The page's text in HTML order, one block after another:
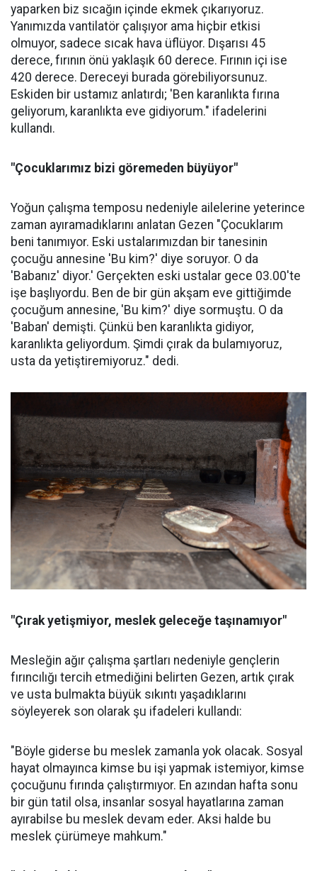
yaparken biz sıcağın içinde ekmek çıkarıyoruz.
Yanımızda vantilatör çalışıyor ama hiçbir etkisi
olmuyor, sadece sıcak hava üflüyor. Dışarısı 45
derece, fırının önü yaklaşık 60 derece. Fırının içi ise
420 derece. Dereceyi burada görebiliyorsunuz.
Eskiden bir ustamız anlatırdı; 'Ben karanlıkta fırına
geliyorum, karanlıkta eve gidiyorum." ifadelerini
kullandı.
"Çocuklarımız bizi göremeden büyüyor"
Yoğun çalışma temposu nedeniyle ailelerine yeterince
zaman ayıramadıklarını anlatan Gezen "Çocuklarım
beni tanımıyor. Eski ustalarımızdan bir tanesinin
çocuğu annesine 'Bu kim?' diye soruyor. O da
'Babanız' diyor.' Gerçekten eski ustalar gece 03.00'te
işe başlıyordu. Ben de bir gün akşam eve gittiğimde
çocuğum annesine, 'Bu kim?' diye sormuştu. O da
'Baban' demişti. Çünkü ben karanlıkta gidiyor,
karanlıkta geliyordum. Şimdi çırak da bulamıyoruz,
usta da yetiştiremiyoruz." dedi.
"Çırak yetişmiyor, meslek geleceğe taşınamıyor"
Mesleğin ağır çalışma şartları nedeniyle gençlerin
fırıncılığı tercih etmediğini belirten Gezen, artık çırak
ve usta bulmakta büyük sıkıntı yaşadıklarını
söyleyerek son olarak şu ifadeleri kullandı:
"Böyle giderse bu meslek zamanla yok olacak. Sosyal
hayat olmayınca kimse bu işi yapmak istemiyor, kimse
çocuğunu fırında çalıştırmıyor. En azından hafta sonu
bir gün tatil olsa, insanlar sosyal hayatlarına zaman
ayırabilse bu meslek devam eder. Aksi halde bu
meslek çürümeye mahkum."